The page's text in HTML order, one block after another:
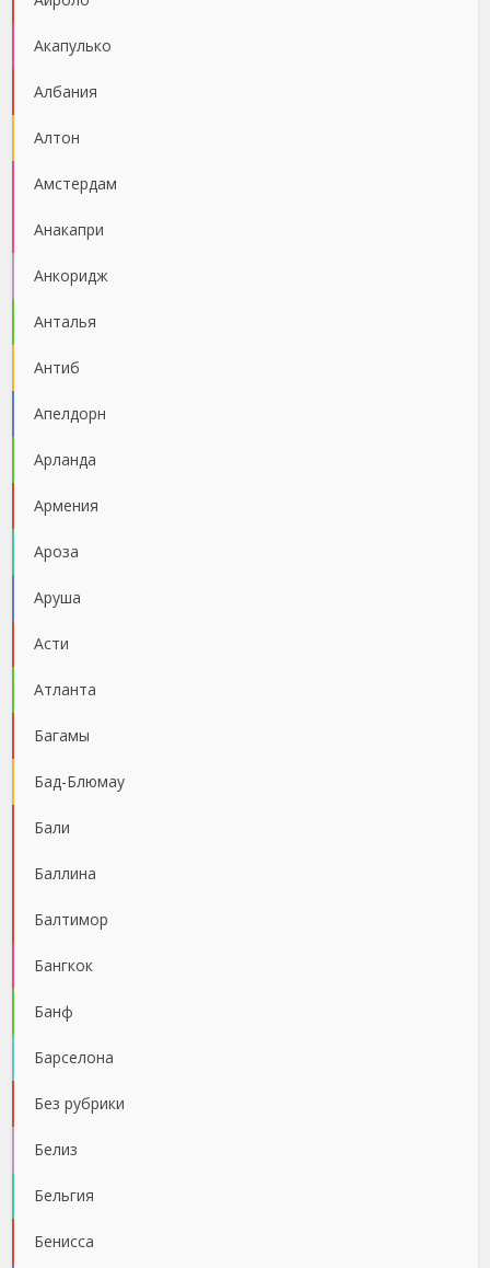
Акапулько
Албания
Алтон
Амстердам
Анакапри
Анкоридж
Анталья
Антиб
Апелдорн
Арланда
Армения
Ароза
Аруша
Асти
Атланта
Багамы
Бад-Блюмау
Бали
Баллина
Балтимор
Бангкок
Банф
Барселона
Без рубрики
Белиз
Бельгия
Бенисса